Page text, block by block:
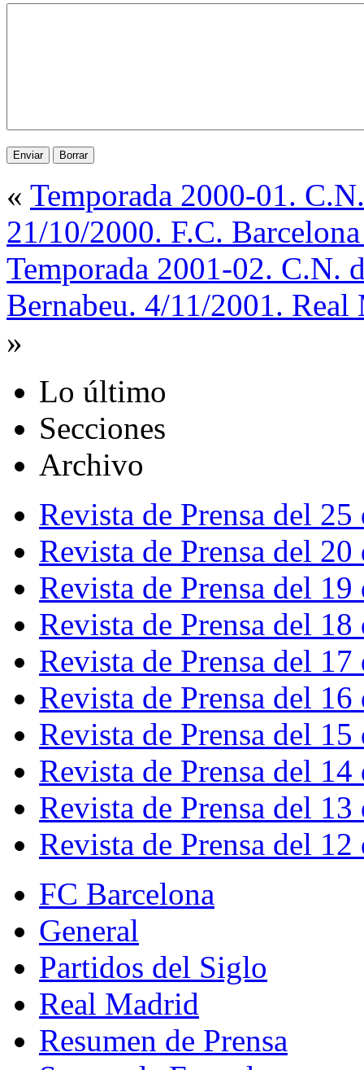
« Temporada 2000-01.
21/10/2000. F.C.
Temporada 2001-02. C.N.
Bernabeu. 4/11/2001.
»
Lo último
Secciones
Archivo
Revista de Prensa del
Revista de Prensa del
Revista de Prensa del
Revista de Prensa del
Revista de Prensa del
Revista de Prensa del
Revista de Prensa del
Revista de Prensa del
Revista de Prensa del
Revista de Prensa del
FC Barcelona
General
Partidos del Siglo
Real Madrid
Resumen de Prensa